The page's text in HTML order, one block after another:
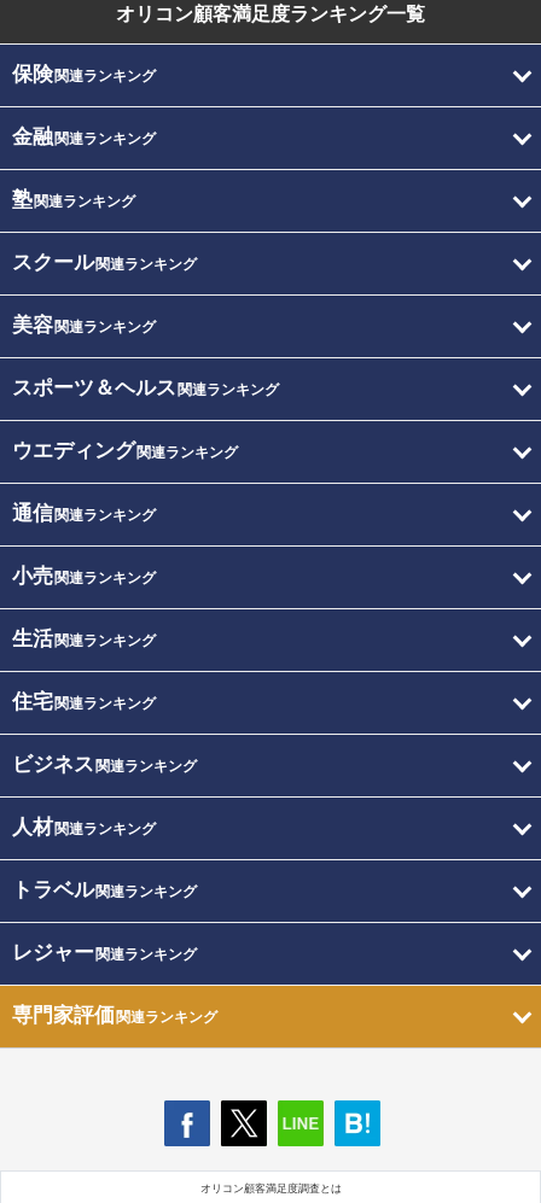
オリコン顧客満足度ランキング一覧
保険関連ランキング
金融関連ランキング
塾関連ランキング
スクール関連ランキング
美容関連ランキング
スポーツ＆ヘルス 関連ランキング
ウエディング関連ランキング
通信関連ランキング
小売関連ランキング
生活関連ランキング
住宅関連ランキング
ビジネス 関連ランキング
人材関連ランキング
トラベル関連ランキング
レジャー関連ランキング
専門家評価関連ランキング
オリコン顧客満足度調査とは